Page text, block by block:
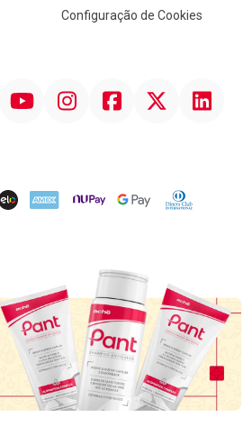
Configuração de Cookies
InstagramFacebook Linkedin
AMEX NuPay Google PayDiners Club